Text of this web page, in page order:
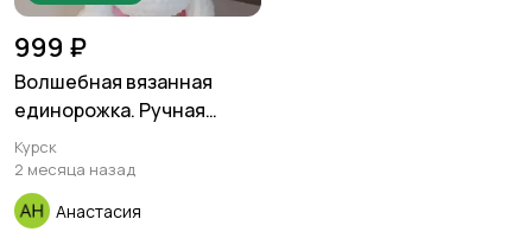
999 ₽
Волшебная вязанная
единорожка. Ручная
работа
Курск
2 месяца назад
Анастасия